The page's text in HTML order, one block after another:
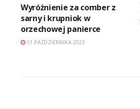
Wyróżnienie za comber z
sarny i krupniok w
orzechowej panierce
11 PAŹDZIERNIKA 2023